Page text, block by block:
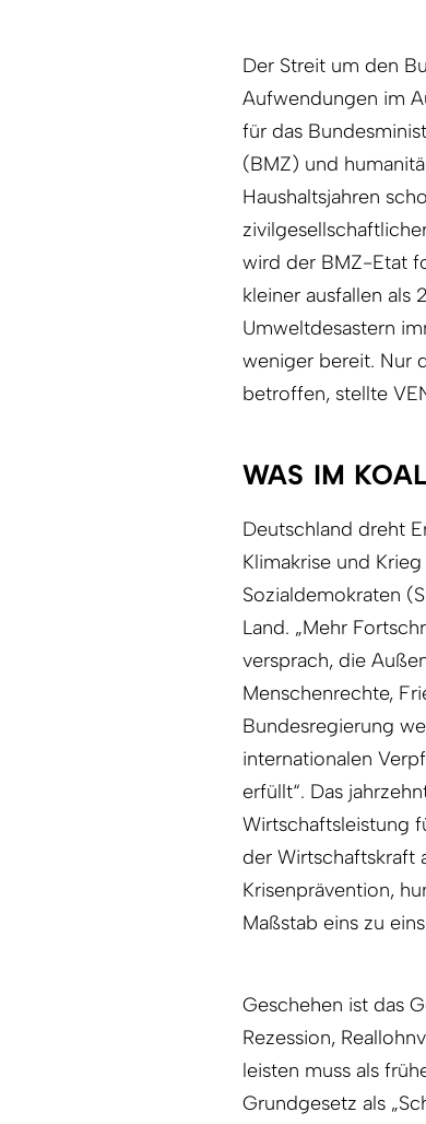
Der Streit um den
Aufwendungen im
für das
(BMZ) und
Haushaltsjahren
wird der BMZ-Etat
kleiner ausfallen als
Umweltdesastern
weniger bereit. Nur
betroffen, stellte
WAS IM
Deutschland dreht
Klimakrise und
Sozialdemokraten
Land. „Mehr
versprach, die
Menschenrechte,
Bundesregierung
internationalen
erfüllt“. Das
Wirtschaftsleistung
der Wirtschaftskraft
Krisenprävention,
Maßstab eins zu
Geschehen ist das
Rezession,
leisten muss als
Grundgesetz als